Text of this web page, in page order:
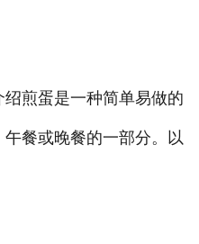
绍煎蛋是一种简单易做的
餐或晚餐的一部分。以